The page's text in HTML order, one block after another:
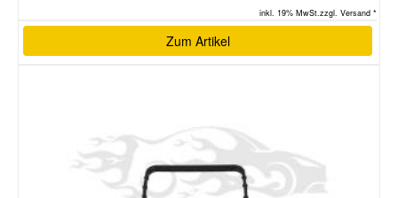
inkl. 19% MwSt.zzgl. Versand *
Zum Artikel